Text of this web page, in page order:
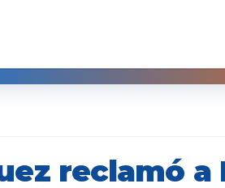
reclamó a